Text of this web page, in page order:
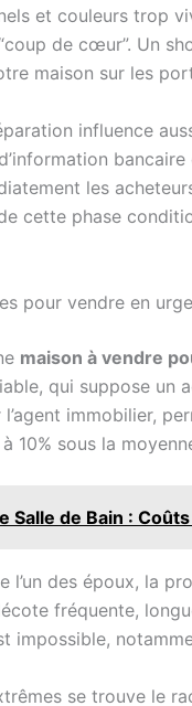
et couleurs trop
de cœur”. Un
maison sur les
influence
les
cette phase
pour vendre en
maison à vendre
qui suppose un
immobilier,
10% sous la
Salle de Bain :
l’un des époux, la
fréquente,
impossible,
se trouve le